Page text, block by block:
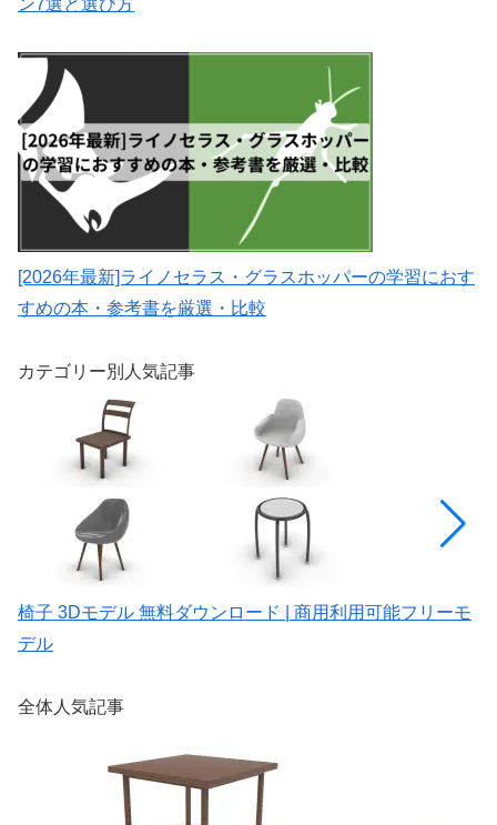
ン7選と選び方
[2026年最新]ライノセラス・グラスホッパーの学習におす
すめの本・参考書を厳選・比較
カテゴリー別人気記事
椅子 3Dモデル 無料ダウンロード | 商用利用可能フリーモ
デル
全体人気記事